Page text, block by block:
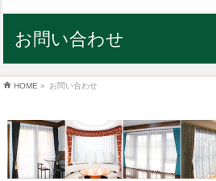
お問い合わせ
HOME » お問い合わせ